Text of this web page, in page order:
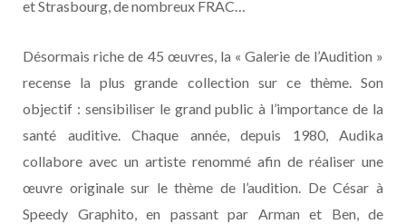
et Strasbourg, de nombreux FRAC…
Désormais riche de 45 œuvres, la « Galerie de l’Audition »
recense la plus grande collection sur ce thème. Son
objectif : sensibiliser le grand public à l’importance de la
santé auditive. Chaque année, depuis 1980, Audika
collabore avec un artiste renommé afin de réaliser une
œuvre originale sur le thème de l’audition. De César à
Speedy Graphito, en passant par Arman et Ben, de